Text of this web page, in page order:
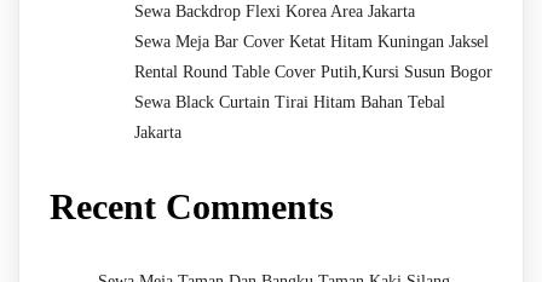
Sewa Backdrop Flexi Korea Area Jakarta
Sewa Meja Bar Cover Ketat Hitam Kuningan Jaksel
Rental Round Table Cover Putih,Kursi Susun Bogor
Sewa Black Curtain Tirai Hitam Bahan Tebal
Jakarta
Recent Comments